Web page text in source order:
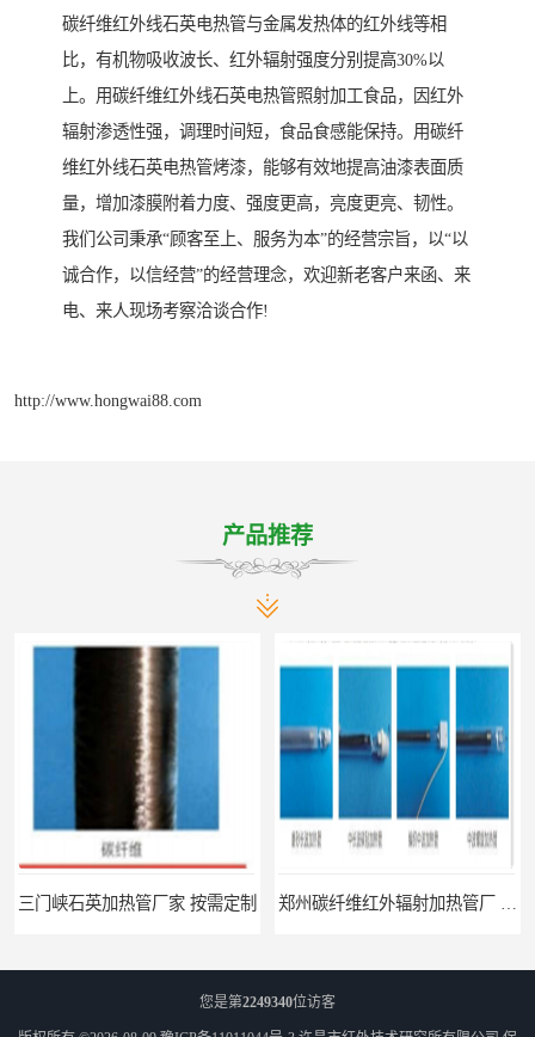
碳纤维红外线石英电热管与金属发热体的红外线等相
比，有机物吸收波长、红外辐射强度分别提高30%以
上。用碳纤维红外线石英电热管照射加工食品，因红外
辐射渗透性强，调理时间短，食品食感能保持。用碳纤
维红外线石英电热管烤漆，能够有效地提高油漆表面质
量，增加漆膜附着力度、强度更高，亮度更亮、韧性。
我们公司秉承“顾客至上、服务为本”的经营宗旨，以“以
诚合作，以信经营”的经营理念，欢迎新老客户来函、来
电、来人现场考察洽谈合作!
http://www.hongwai88.com
产品推荐
三门峡石英加热管厂家 按需定制
您是第2249340位访客